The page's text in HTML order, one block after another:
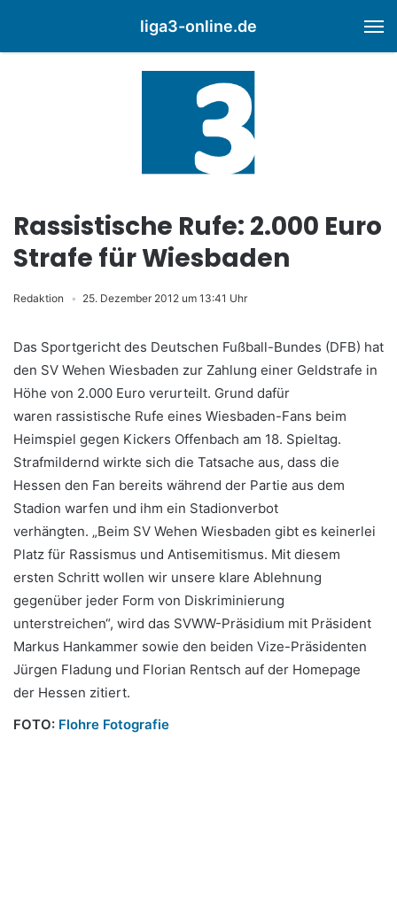
liga3-online.de
Rassistische Rufe: 2.000 Euro
Strafe für Wiesbaden
Redaktion 25. Dezember 2012 um 13:41 Uhr
Das Sportgericht des Deutschen Fußball-Bundes (DFB) hat
den SV Wehen Wiesbaden zur Zahlung einer Geldstrafe in
Höhe von 2.000 Euro verurteilt. Grund dafür
waren rassistische Rufe eines Wiesbaden-Fans beim
Heimspiel gegen Kickers Offenbach am 18. Spieltag.
Strafmildernd wirkte sich die Tatsache aus, dass die
Hessen den Fan bereits während der Partie aus dem
Stadion warfen und ihm ein Stadionverbot
verhängten. „Beim SV Wehen Wiesbaden gibt es keinerlei
Platz für Rassismus und Antisemitismus. Mit diesem
ersten Schritt wollen wir unsere klare Ablehnung
gegenüber jeder Form von Diskriminierung
unterstreichen“, wird das SVWW-Präsidium mit Präsident
Markus Hankammer sowie den beiden Vize-Präsidenten
Jürgen Fladung und Florian Rentsch auf der Homepage
der Hessen zitiert.
FOTO: Flohre Fotografie